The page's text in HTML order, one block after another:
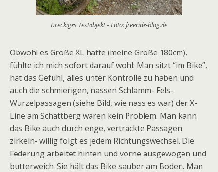
Dreckiges Testobjekt – Foto: freeride-blog.de
Obwohl es Größe XL hatte (meine Größe 180cm),
fühlte ich mich sofort darauf wohl: Man sitzt “im Bike”,
hat das Gefühl, alles unter Kontrolle zu haben und
auch die schmierigen, nassen Schlamm- Fels-
Wurzelpassagen (siehe Bild, wie nass es war) der X-
Line am Schattberg waren kein Problem. Man kann
das Bike auch durch enge, vertrackte Passagen
zirkeln- willig folgt es jedem Richtungswechsel. Die
Federung arbeitet hinten und vorne ausgewogen und
butterweich. Sie hält das Bike sauber am Boden. Man